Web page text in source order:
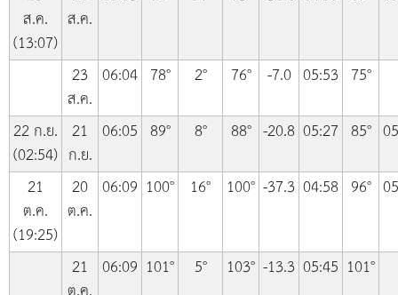
ส.ค.
(13:07)
ส.ค.
23
ส.ค.
06:04 78° 2° 76° -7.0 05:53 75°
22 ก.ย.
(02:54)
21
ก.ย.
06:05 89° 8° 88° -20.8 05:27 85°
21
ต.ค.
(19:25)
20
ต.ค.
06:09 100° 16° 100° -37.3 04:58 96°
21 06:09 101° 5° 103° -13.3 05:45 101°